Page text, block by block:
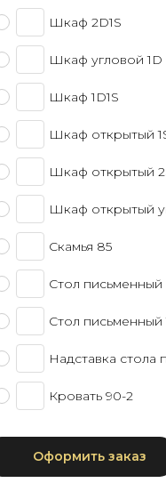
Шкаф 2D1S
Шкаф угловой 1D
Шкаф 1D1S
Шкаф открытый
Шкаф открытый
Шкаф открытый
Скамья 85
Стол письменный
Стол письменный
Надставка стола
Кровать 90-2
Оформить заказ